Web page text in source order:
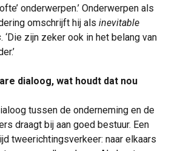
onderwerpen.’ Onderwerpen als
omschrijft hij als inevitable
. ‘Die zijn zeker ook in het belang van
dialoog, wat houdt dat nou
tussen de onderneming en de
draagt bij aan goed bestuur. Een
tweerichtingsverkeer: naar elkaars